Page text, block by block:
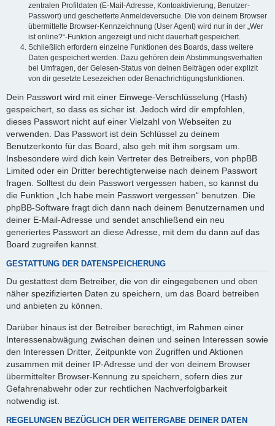
zentralen Profildaten (E-Mail-Adresse, Kontoaktivierung, Benutzer-
Passwort) und gescheiterte Anmeldeversuche. Die von deinem Browser
übermittelte Browser-Kennzeichnung (User Agent) wird nur in der „Wer
ist online?“-Funktion angezeigt und nicht dauerhaft gespeichert.
Schließlich erfordern einzelne Funktionen des Boards, dass weitere
Daten gespeichert werden. Dazu gehören dein Abstimmungsverhalten
bei Umfragen, der Gelesen-Status von deinen Beiträgen oder explizit
von dir gesetzte Lesezeichen oder Benachrichtigungsfunktionen.
Dein Passwort wird mit einer Einwege-Verschlüsselung (Hash)
gespeichert, so dass es sicher ist. Jedoch wird dir empfohlen,
dieses Passwort nicht auf einer Vielzahl von Webseiten zu
verwenden. Das Passwort ist dein Schlüssel zu deinem
Benutzerkonto für das Board, also geh mit ihm sorgsam um.
Insbesondere wird dich kein Vertreter des Betreibers, von phpBB
Limited oder ein Dritter berechtigterweise nach deinem Passwort
fragen. Solltest du dein Passwort vergessen haben, so kannst du
die Funktion „Ich habe mein Passwort vergessen“ benutzen. Die
phpBB-Software fragt dich dann nach deinem Benutzernamen und
deiner E-Mail-Adresse und sendet anschließend ein neu
generiertes Passwort an diese Adresse, mit dem du dann auf das
Board zugreifen kannst.
GESTATTUNG DER DATENSPEICHERUNG
Du gestattest dem Betreiber, die von dir eingegebenen und oben
näher spezifizierten Daten zu speichern, um das Board betreiben
und anbieten zu können.
Darüber hinaus ist der Betreiber berechtigt, im Rahmen einer
Interessenabwägung zwischen deinen und seinen Interessen sowie
den Interessen Dritter, Zeitpunkte von Zugriffen und Aktionen
zusammen mit deiner IP-Adresse und der von deinem Browser
übermittelter Browser-Kennung zu speichern, sofern dies zur
Gefahrenabwehr oder zur rechtlichen Nachverfolgbarkeit
notwendig ist.
REGELUNGEN BEZÜGLICH DER WEITERGABE DEINER DATEN